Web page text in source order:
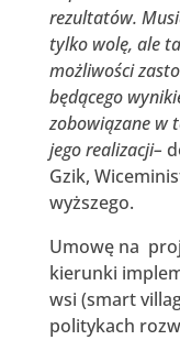
rezultatów.
tylko wolę, ale
możliwości
będącego
zobowiązane w
jego realizacji–
Gzik,
wyższego.
Umowę na
kierunki
wsi (smart
politykach